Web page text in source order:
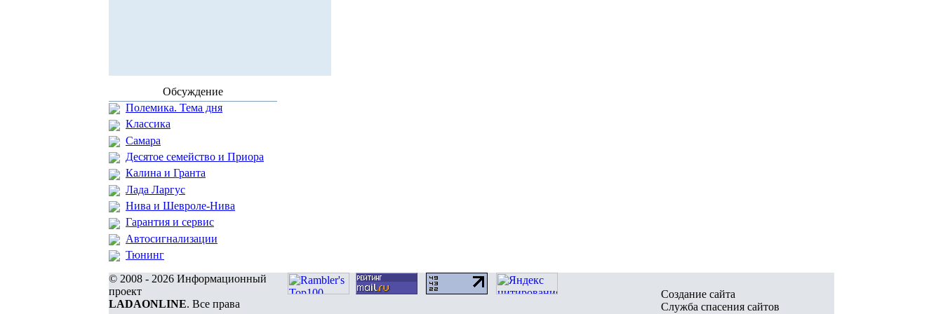
Обсуждение
Полемика. Тема дня
Классика
Самара
Десятое семейство и Приора
Калина и Гранта
Лада Ларгус
Нива и Шевроле-Нива
Гарантия и сервис
Автосигнализации
Тюнинг
© 2008 - 2026 Информационный
проект
LADAONLINE. Все права
Создание сайта
Служба спасения сайтов